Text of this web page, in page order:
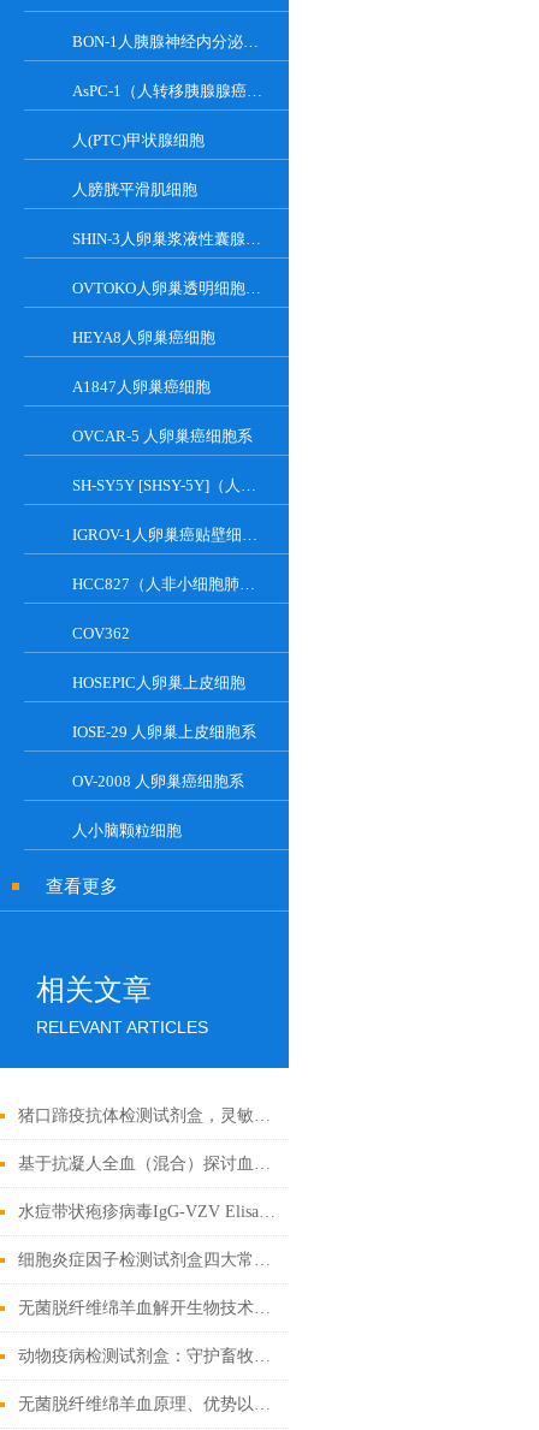
BON-1人胰腺神经内分泌瘤细胞
AsPC-1（人转移胰腺腺癌细胞）
人(PTC)甲状腺细胞
人膀胱平滑肌细胞
SHIN-3人卵巢浆液性囊腺癌细胞
OVTOKO人卵巢透明细胞癌细胞
HEYA8人卵巢癌细胞
A1847人卵巢癌细胞
OVCAR-5 人卵巢癌细胞系
SH-SY5Y [SHSY-5Y]（人神经母细胞瘤细胞）
IGROV-1人卵巢癌贴壁细胞系
HCC827（人非小细胞肺癌细胞）
COV362
HOSEPIC人卵巢上皮细胞
IOSE-29 人卵巢上皮细胞系
OV-2008 人卵巢癌细胞系
人小脑颗粒细胞
查看更多
相关文章
RELEVANT ARTICLES
猪口蹄疫抗体检测试剂盒，灵敏度高，检测结果稳定可靠
基于抗凝人全血（混合）探讨血液流变学特性及其影响因素
水痘带状疱疹病毒IgG-VZV Elisa检测试剂盒检测原理与市场发展分析
细胞炎症因子检测试剂盒四大常见问题解决办法
无菌脱纤维绵羊血解开生物技术的奇迹
动物疫病检测试剂盒：守护畜牧业健康
无菌脱纤维绵羊血原理、优势以及应用前景